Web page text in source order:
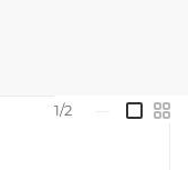
1/2